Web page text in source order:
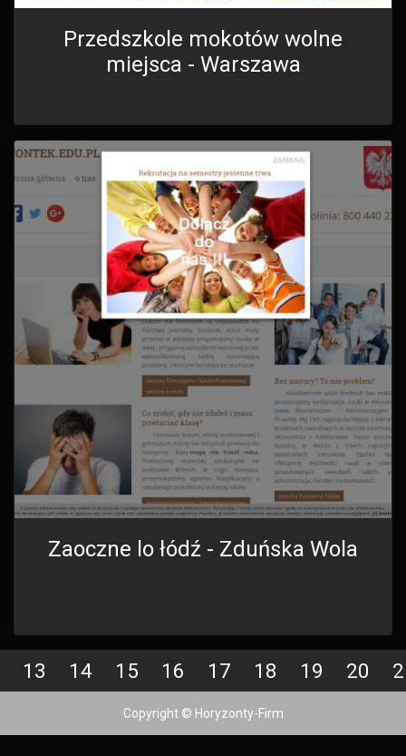
Przedszkole mokotów wolne
miejsca - Warszawa
Zaoczne lo łódź - Zduńska Wola
13 14 15 16 17 18 19 20
Copyright © Horyzonty-Firm